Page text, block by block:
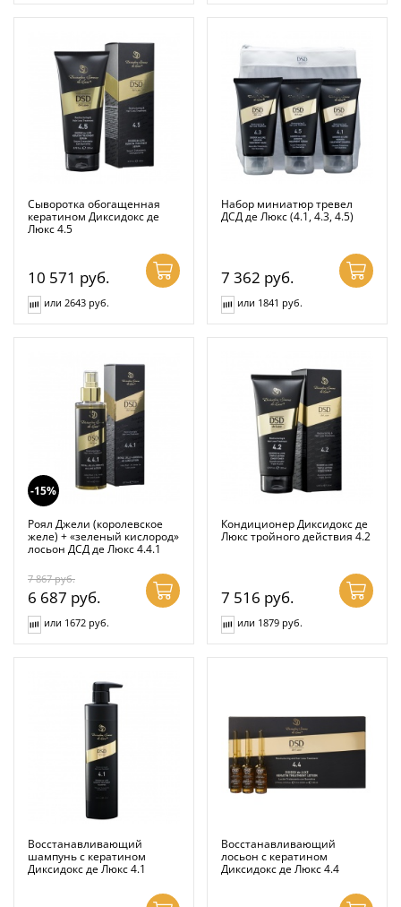
Сыворотка обогащенная
кератином Диксидокс де
Люкс 4.5
10 571 руб.
или 2643 руб.
Набор миниатюр тревел
ДСД де Люкс (4.1, 4.3, 4.5)
7 362 руб.
или 1841 руб.
-15%
Роял Джели (королевское
желе) + «зеленый кислород»
лосьон ДСД де Люкс 4.4.1
7 867руб.
6 687 руб.
или 1672 руб.
Кондиционер Диксидокс де
Люкс тройного действия 4.2
7 516 руб.
или 1879 руб.
Восстанавливающий
шампунь с кератином
Диксидокс де Люкс 4.1
Восстанавливающий
лосьон с кератином
Диксидокс де Люкс 4.4